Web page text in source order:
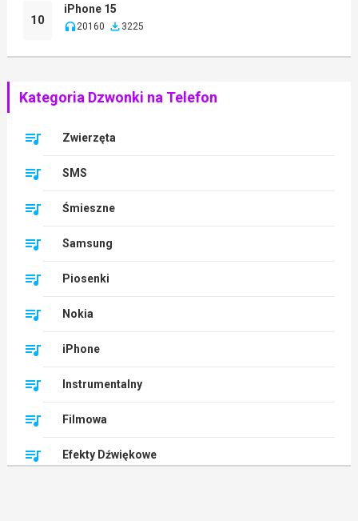
10
iPhone 15
20160 3225
Kategoria Dzwonki na Telefon
Zwierzęta
SMS
Śmieszne
Samsung
Piosenki
Nokia
iPhone
Instrumentalny
Filmowa
Efekty Dźwiękowe